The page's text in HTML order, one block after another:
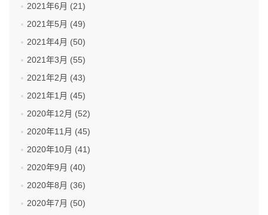
2021年6月 (21)
2021年5月 (49)
2021年4月 (50)
2021年3月 (55)
2021年2月 (43)
2021年1月 (45)
2020年12月 (52)
2020年11月 (45)
2020年10月 (41)
2020年9月 (40)
2020年8月 (36)
2020年7月 (50)